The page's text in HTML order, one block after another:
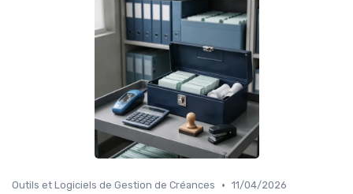
Outils et Logiciels de Gestion de Créances • 11/04/2026